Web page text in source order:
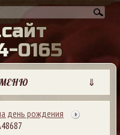
сайт
-0165
⇓
день рождения